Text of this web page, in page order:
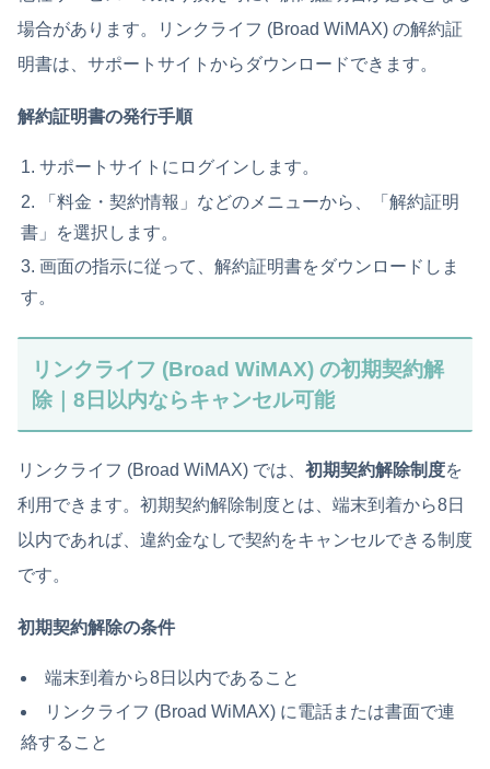
場合があります。リンクライフ (Broad WiMAX) の解約証
明書は、サポートサイトからダウンロードできます。
解約証明書の発行手順
サポートサイトにログインします。
「料金・契約情報」などのメニューから、「解約証明
書」を選択します。
画面の指示に従って、解約証明書をダウンロードしま
す。
リンクライフ (Broad WiMAX) の初期契約解
除｜8日以内ならキャンセル可能
リンクライフ (Broad WiMAX) では、 初期契約解除制度を
利用できます。初期契約解除制度とは、端末到着から8日
以内であれば、違約金なしで契約をキャンセルできる制度
です。
初期契約解除の条件
端末到着から8日以内であること
リンクライフ (Broad WiMAX) に電話または書面で連
絡すること